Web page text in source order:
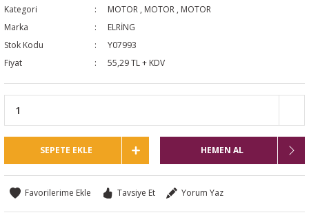
Kategori MOTOR , MOTOR , MOTOR
Marka
ELRİNG
Stok Kodu
Y07993
Fiyat
55,29 TL + KDV
SEPETE EKLE HEMEN AL
Tavsiye Et Yorum Yaz